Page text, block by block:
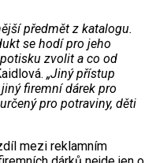
předmět z katalogu.
se hodí pro jeho
zvolit a co od
„Jiný přístup
firemní dárek pro
pro potraviny, děti
mezi reklamním